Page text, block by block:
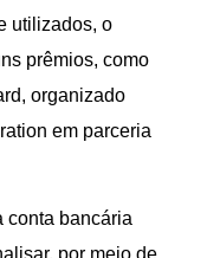
utilizados, o
prêmios, como
organizado
em parceria
conta bancária